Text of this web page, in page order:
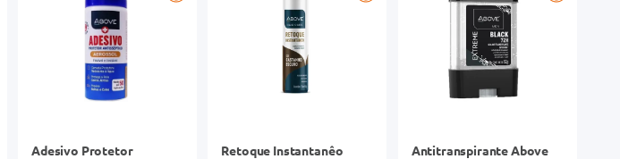
Adesivo Protetor
Retoque Instantanêo
Antitranspirante Above